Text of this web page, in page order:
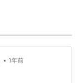
• 1年前